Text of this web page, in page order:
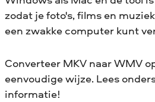
zodat je foto's, films en
een zwakke computer kunt
Converteer MKV naar WMV
eenvoudige wijze. Lees
informatie!